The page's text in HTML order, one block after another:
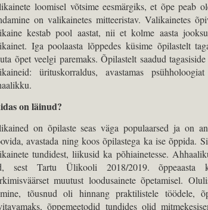
loomisel võtsime eesmärgiks, et õpe peab
on valikainetes mitteeristav. Valikainetes
kestab pool aastat, nii et kolme aasta
Iga poolaasta lõppedes küsime õpilastelt
õpet veelgi paremaks. Õpilastelt saadud
ürituskorraldus, avastamas
on läinud?
on õpilaste seas väga populaarsed ja on
avastada ning koos õpilastega ka ise õppida.
tundidest, liikusid ka põhiainetesse.
sest Tartu Ülikooli 2018/2019. õppeaasta
muutust loodusainete õpetamisel.
tõusnud oli hinnang praktilistele töödele,
õppemeetodid tundides olid